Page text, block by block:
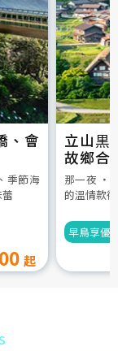
、會
季節海
立山黒
故鄉合
5日
那一夜 ‧
的溫情款
早鳥享優